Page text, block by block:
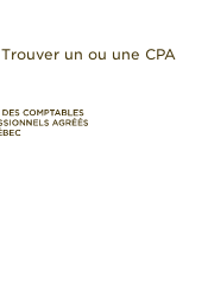
Trouver un ou une CPA